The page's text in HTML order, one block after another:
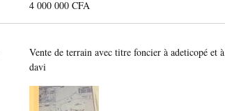
4 000 000 CFA
Vente de terrain avec titre foncier à adeticopé et à
davi